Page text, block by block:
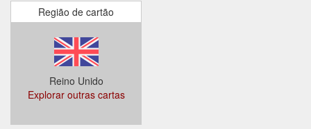
Região de cartão
Reino Unido
Explorar outras cartas